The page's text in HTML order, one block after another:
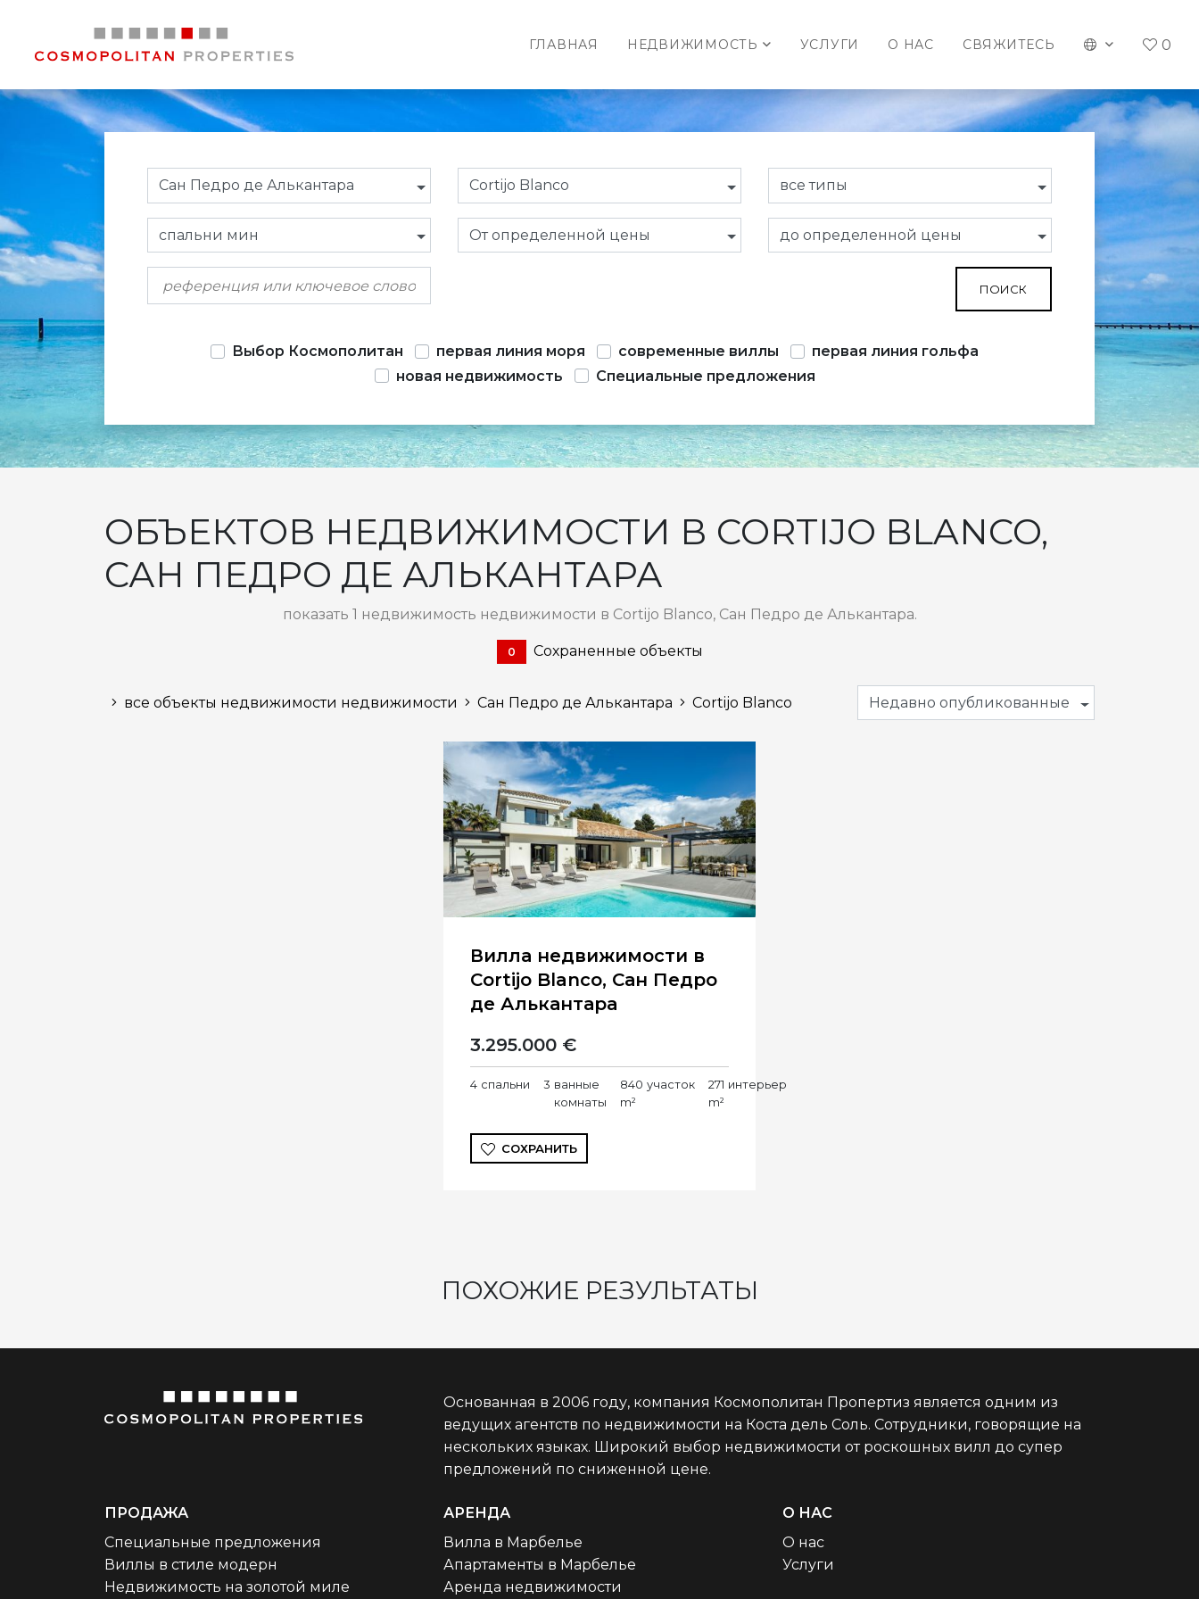
0
ГЛАВНАЯ НЕДВИЖИМОСТЬ УСЛУГИ О НАС СВЯЖИТЕСЬ
Сан Педро де Алькантара Cortijo Blanco все типы
спальни мин От определенной цены до определенной цены
ПОИСК
Выбор Космополитан первая линия моря современные виллы
первая линия гольфа
новая недвижимость
Специальные предложения
ОБЪЕКТОВ НЕДВИЖИМОСТИ В CORTIJO BLANCO,
САН ПЕДРО ДЕ АЛЬКАНТАРА
показать 1 недвижимость недвижимости в Cortijo Blanco, Сан Педро де Алькантара.
0 Сохраненные объекты
все объекты недвижимости недвижимости Сан Педро де Алькантара Cortijo Blanco Недавно опубликованные
Вилла недвижимости в
Cortijo Blanco, Сан Педро
де Алькантара
3.295.000 €
4 спальни 3 ванные
комнаты
840
m²
участок
271
m²
интерьер
СОХРАНИТЬ
ПОХОЖИЕ РЕЗУЛЬТАТЫ
Основанная в 2006 году, компания Космополитан Пропертиз является одним из
ведущих агентств по недвижимости на Коста дель Соль. Сотрудники, говорящие на
нескольких языках. Широкий выбор недвижимости от роскошных вилл до супер
предложений по сниженной цене.
ПРОДАЖА
Специальные предложения
Виллы в стиле модерн
Недвижимость на золотой миле
АРЕНДА
Вилла в Марбелье
Апартаменты в Марбелье
Аренда недвижимости
О НАС
О нас
Услуги